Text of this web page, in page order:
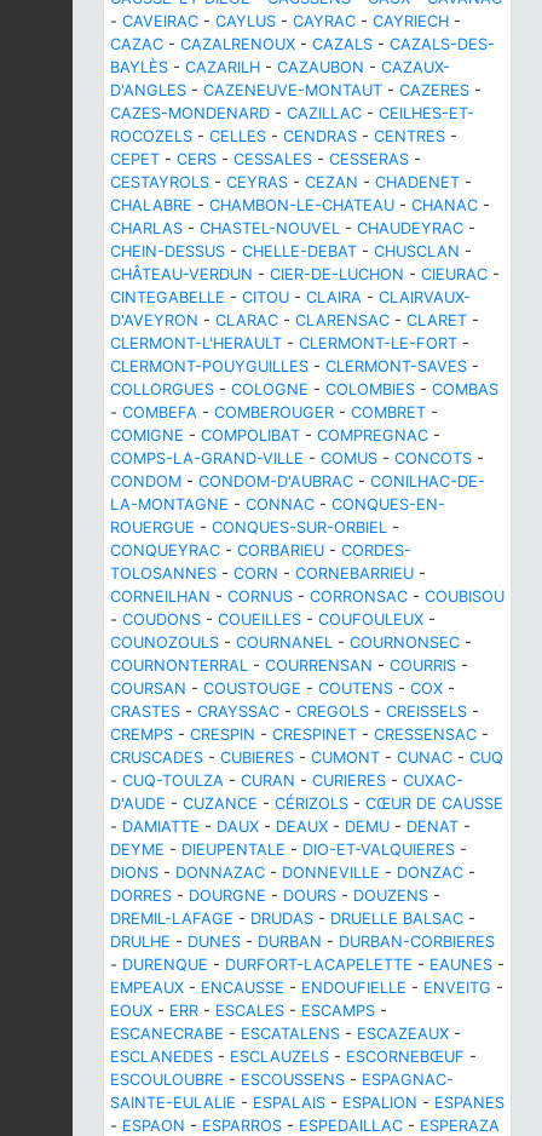
- CAVEIRAC - CAYLUS - CAYRAC - CAYRIECH -
CAZAC - CAZALRENOUX - CAZALS - CAZALS-DES-
BAYLÈS - CAZARILH - CAZAUBON - CAZAUX-
D'ANGLES - CAZENEUVE-MONTAUT - CAZERES -
CAZES-MONDENARD - CAZILLAC - CEILHES-ET-
ROCOZELS - CELLES - CENDRAS - CENTRES -
CEPET - CERS - CESSALES - CESSERAS -
CESTAYROLS - CEYRAS - CEZAN - CHADENET -
CHALABRE - CHAMBON-LE-CHATEAU - CHANAC -
CHARLAS - CHASTEL-NOUVEL - CHAUDEYRAC -
CHEIN-DESSUS - CHELLE-DEBAT - CHUSCLAN -
CHÂTEAU-VERDUN - CIER-DE-LUCHON - CIEURAC -
CINTEGABELLE - CITOU - CLAIRA - CLAIRVAUX-
D'AVEYRON - CLARAC - CLARENSAC - CLARET -
CLERMONT-L'HERAULT - CLERMONT-LE-FORT -
CLERMONT-POUYGUILLES - CLERMONT-SAVES -
COLLORGUES - COLOGNE - COLOMBIES - COMBAS
- COMBEFA - COMBEROUGER - COMBRET -
COMIGNE - COMPOLIBAT - COMPREGNAC -
COMPS-LA-GRAND-VILLE - COMUS - CONCOTS -
CONDOM - CONDOM-D'AUBRAC - CONILHAC-DE-
LA-MONTAGNE - CONNAC - CONQUES-EN-
ROUERGUE - CONQUES-SUR-ORBIEL -
CONQUEYRAC - CORBARIEU - CORDES-
TOLOSANNES - CORN - CORNEBARRIEU -
CORNEILHAN - CORNUS - CORRONSAC - COUBISOU
- COUDONS - COUEILLES - COUFOULEUX -
COUNOZOULS - COURNANEL - COURNONSEC -
COURNONTERRAL - COURRENSAN - COURRIS -
COURSAN - COUSTOUGE - COUTENS - COX -
CRASTES - CRAYSSAC - CREGOLS - CREISSELS -
CREMPS - CRESPIN - CRESPINET - CRESSENSAC -
CRUSCADES - CUBIERES - CUMONT - CUNAC - CUQ
- CUQ-TOULZA - CURAN - CURIERES - CUXAC-
D'AUDE - CUZANCE - CÉRIZOLS - CŒUR DE CAUSSE
- DAMIATTE - DAUX - DEAUX - DEMU - DENAT -
DEYME - DIEUPENTALE - DIO-ET-VALQUIERES -
DIONS - DONNAZAC - DONNEVILLE - DONZAC -
DORRES - DOURGNE - DOURS - DOUZENS -
DREMIL-LAFAGE - DRUDAS - DRUELLE BALSAC -
DRULHE - DUNES - DURBAN - DURBAN-CORBIERES
- DURENQUE - DURFORT-LACAPELETTE - EAUNES -
EMPEAUX - ENCAUSSE - ENDOUFIELLE - ENVEITG -
EOUX - ERR - ESCALES - ESCAMPS -
ESCANECRABE - ESCATALENS - ESCAZEAUX -
ESCLANEDES - ESCLAUZELS - ESCORNEBŒUF -
ESCOULOUBRE - ESCOUSSENS - ESPAGNAC-
SAINTE-EULALIE - ESPALAIS - ESPALION - ESPANES
- ESPAON - ESPARROS - ESPEDAILLAC - ESPERAZA